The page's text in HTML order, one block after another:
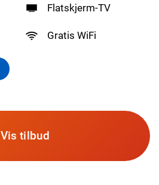
Flatskjerm-TV
Gratis WiFi
Vis tilbud